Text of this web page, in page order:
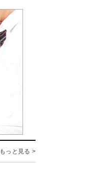
もっと見る >